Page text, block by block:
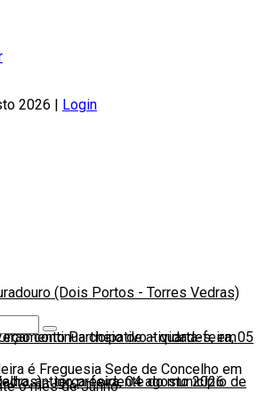
2026 | Login
(Dois Portos - Torres Vedras)
Participativo-quarta-feira, 05
continua cheio de atividades, em
-terça-feira, 04 agosto 2026
antigo presidente do município de